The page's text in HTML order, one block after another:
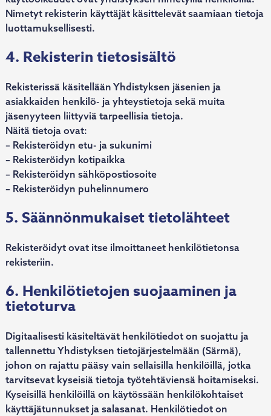
Nimetyt rekisterin käyttäjät käsittelevät saamiaan tietoja
luottamuksellisesti.
4. Rekisterin tietosisältö
Rekisterissä käsitellään Yhdistyksen jäsenien ja
asiakkaiden henkilö- ja yhteystietoja sekä muita
jäsenyyteen liittyviä tarpeellisia tietoja.
Näitä tietoja ovat:
– Rekisteröidyn etu- ja sukunimi
– Rekisteröidyn kotipaikka
– Rekisteröidyn sähköpostiosoite
– Rekisteröidyn puhelinnumero
5. Säännönmukaiset tietolähteet
Rekisteröidyt ovat itse ilmoittaneet henkilötietonsa
rekisteriin.
6. Henkilötietojen suojaaminen ja
tietoturva
Digitaalisesti käsiteltävät henkilötiedot on suojattu ja
tallennettu Yhdistyksen tietojärjestelmään (Särmä),
johon on rajattu pääsy vain sellaisilla henkilöillä, jotka
tarvitsevat kyseisiä tietoja työtehtäviensä hoitamiseksi.
Kyseisillä henkilöillä on käytössään henkilökohtaiset
käyttäjätunnukset ja salasanat. Henkilötiedot on